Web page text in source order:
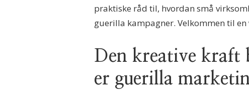
praktiske råd til, hvordan små
guerilla kampagner. Velkommen til
Den kreative kraft
er guerilla